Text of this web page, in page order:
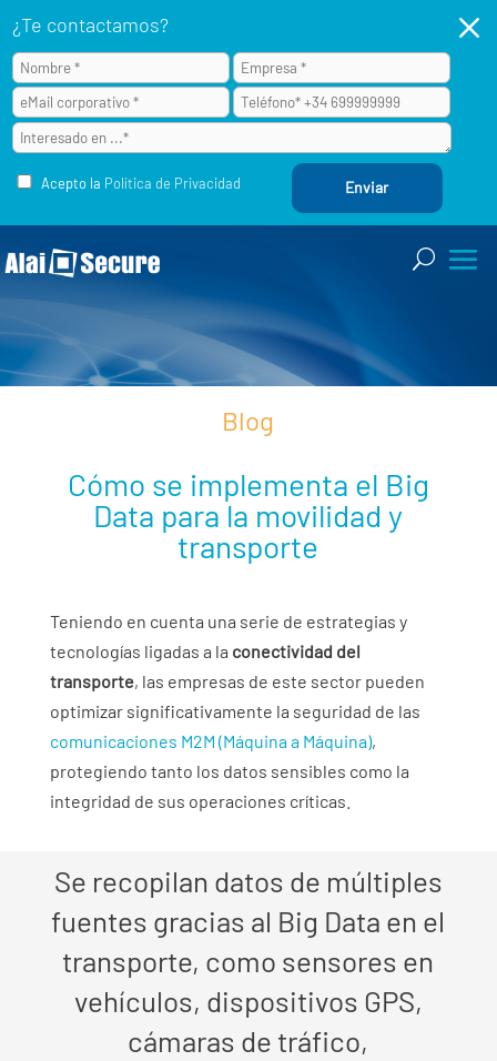
¿Te contactamos?
Acepto la Política de Privacidad
M
Blog
Cómo se implementa el Big
Data para la movilidad y
transporte
Teniendo en cuenta una serie de estrategias y
tecnologías ligadas a la conectividad del
transporte, las empresas de este sector pueden
optimizar significativamente la seguridad de las
comunicaciones M2M (Máquina a Máquina),
protegiendo tanto los datos sensibles como la
integridad de sus operaciones críticas.
Se recopilan datos de múltiples
fuentes gracias al Big Data en el
transporte, como sensores en
vehículos, dispositivos GPS,
cámaras de tráfico,